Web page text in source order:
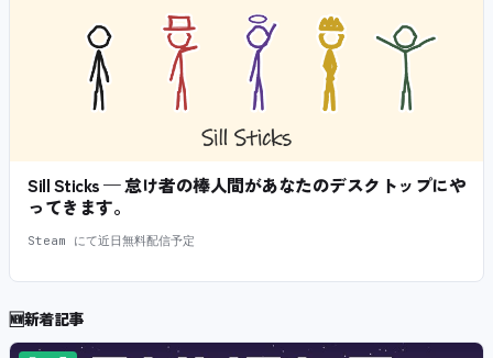
Sill Sticks — 怠け者の棒人間があなたのデスクトップにや
ってきます。
Steam にて近日無料配信予定
🆕新着記事